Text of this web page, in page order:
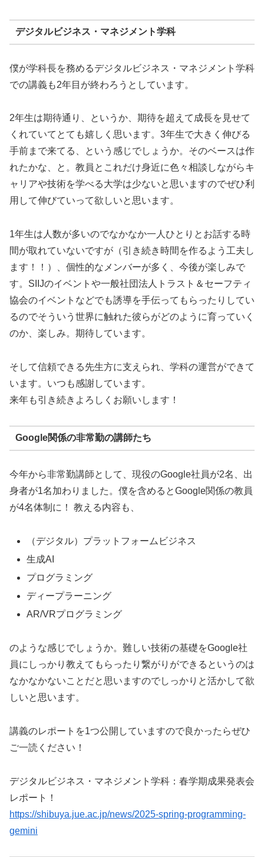
デジタルビジネス・マネジメント学科
僕が学科長を務めるデジタルビジネス・マネジメント学科
での講義も2年目が終わろうとしています。
2年生は期待通り、というか、期待を超えて成長を見せて
くれていてとても嬉しく思います。3年生で大きく伸びる
手前まで来てる、という感じでしょうか。そのベースは作
れたかな、と。教員とこれだけ身近に色々相談しながらキ
ャリアや技術を学べる大学は少ないと思いますのでぜひ利
用して伸びていって欲しいと思います。
1年生は人数が多いのでなかなか一人ひとりとお話する時
間が取れていないですが（引き続き時間を作るよう工夫し
ます！！）、個性的なメンバーが多く、今後が楽しみで
す。SIIJのイベントや一般社団法人トラスト＆セーフティ
協会のイベントなどでも誘導を手伝ってもらったりしてい
るのでそういう世界に触れた彼らがどのように育っていく
のか、楽しみ。期待しています。
そして信頼できる先生方に支えられ、学科の運営ができて
います。いつも感謝しています。
来年も引き続きよろしくお願いします！
Google関係の非常勤の講師たち
今年から非常勤講師として、現役のGoogle社員が2名、出
身者が1名加わりました。僕を含めるとGoogle関係の教員
が4名体制に！ 教える内容も、
（デジタル）プラットフォームビジネス
生成AI
プログラミング
ディープラーニング
AR/VRプログラミング
のような感じでしょうか。難しい技術の基礎をGoogle社
員にしっかり教えてもらったり繋がりができるというのは
なかなかないことだと思いますのでしっかりと活かして欲
しいと思います。
講義のレポートを1つ公開していますので良かったらぜひ
ご一読ください！
デジタルビジネス・マネジメント学科：春学期成果発表会
レポート！
https://shibuya.jue.ac.jp/news/2025-spring-programming-
gemini